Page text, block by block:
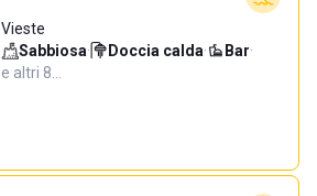
Vieste
Sabbiosa· Doccia calda· Bar·
e altri 8…